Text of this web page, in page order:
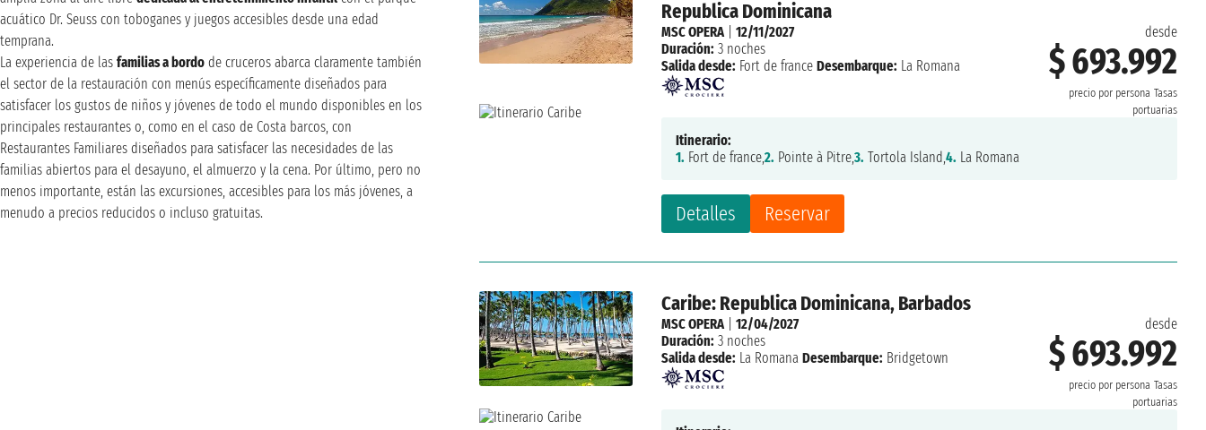
acuático Dr. Seuss con toboganes y juegos accesibles desde una edad
temprana.
La experiencia de las familias a bordo de cruceros abarca claramente también
el sector de la restauración con menús específicamente diseñados para
satisfacer los gustos de niños y jóvenes de todo el mundo disponibles en los
principales restaurantes o, como en el caso de Costa barcos, con
Restaurantes Familiares diseñados para satisfacer las necesidades de las
familias abiertos para el desayuno, el almuerzo y la cena. Por último, pero no
menos importante, están las excursiones, accesibles para los más jóvenes, a
menudo a precios reducidos o incluso gratuitas.
Republica Dominicana
desde
$ 693.992
precio por persona Tasas
portuarias
Detalles Reservar
MSC OPERA| 12/11/2027
Duración: 3 noches
Salida desde: Fort de france Desembarque: La Romana
Itinerario:
1. Fort de france,2. Pointe à Pitre,3. Tortola Island,4. La Romana
Caribe: Republica Dominicana, Barbados
desde
$ 693.992
precio por persona Tasas
portuarias
MSC OPERA| 12/04/2027
Duración: 3 noches
Salida desde: La Romana Desembarque: Bridgetown